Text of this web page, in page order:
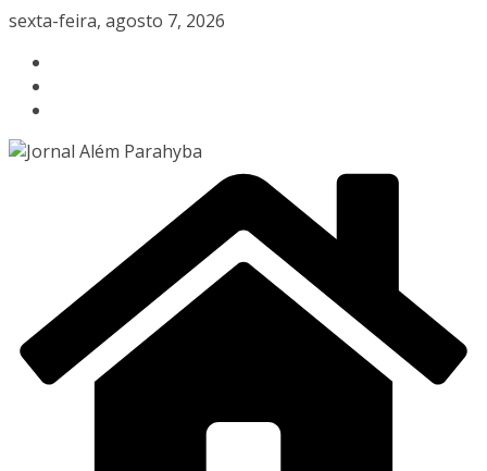
Pular
conteúdo
sexta-feira, agosto 7, 2026